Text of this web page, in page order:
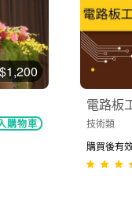
電路板
技術類
購買後有
購物車